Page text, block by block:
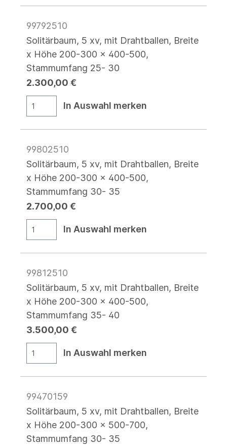
99792510
Solitärbaum, 5 xv, mit Drahtballen, Breite
x Höhe 200-300 x 400-500,
Stammumfang 25- 30
2.300,00 €
In Auswahl merken
99802510
Solitärbaum, 5 xv, mit Drahtballen, Breite
x Höhe 200-300 x 400-500,
Stammumfang 30- 35
2.700,00 €
In Auswahl merken
99812510
Solitärbaum, 5 xv, mit Drahtballen, Breite
x Höhe 200-300 x 400-500,
Stammumfang 35- 40
3.500,00 €
In Auswahl merken
99470159
Solitärbaum, 5 xv, mit Drahtballen, Breite
x Höhe 200-300 x 500-700,
Stammumfang 30- 35